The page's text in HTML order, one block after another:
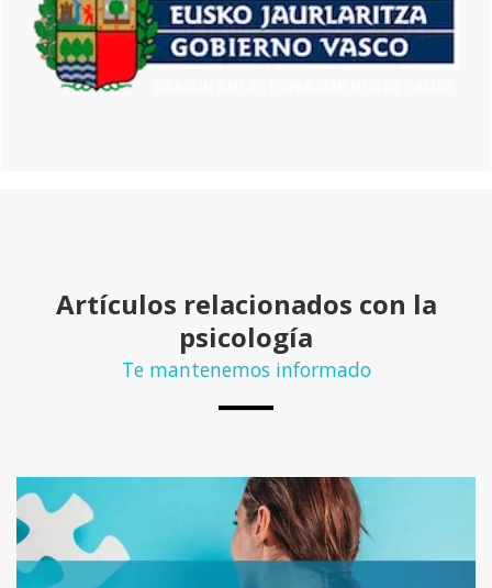
Artículos relacionados con la
psicología
Te mantenemos informado